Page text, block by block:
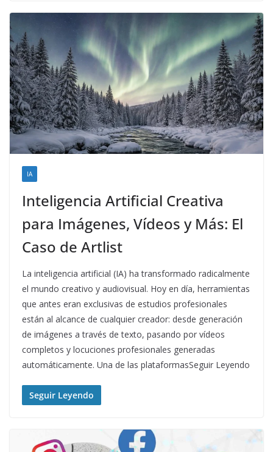
IA
Inteligencia Artificial Creativa
para Imágenes, Vídeos y Más: El
Caso de Artlist
La inteligencia artificial (IA) ha transformado radicalmente
el mundo creativo y audiovisual. Hoy en día, herramientas
que antes eran exclusivas de estudios profesionales
están al alcance de cualquier creador: desde generación
de imágenes a través de texto, pasando por vídeos
completos y locuciones profesionales generadas
automáticamente. Una de las plataformasSeguir Leyendo
Seguir Leyendo